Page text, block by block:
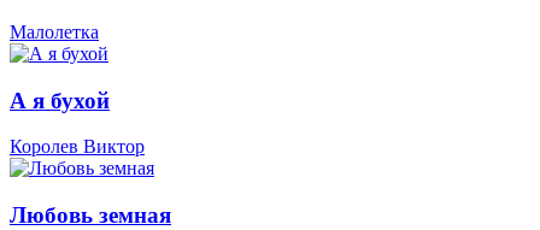
Малолетка
А я бухой
Королев Виктор
Любовь земная